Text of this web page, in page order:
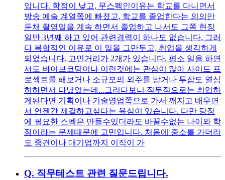
입니다. 학점이 낮고, 무스펙인이유는 학교를 다니면서
방송 예술 계열쪽에 빠졌고, 학교를 졸업한다는 의의만
둔채 촬영일을 계속 하면서 졸업하고 나서도 그쪽 현장
일만 3년째 하고 있어 관련경력이 하나도 없습니다. 그러
다 복합적인 이유로 이 일을 그만두고, 취업을 생각하게
되었습니다. 고민거리가 2개가 있습니다. 평소 일을 하면
서도 바이브코딩이나 이런것에는 관심이 많아 사이드 프
로젝트를 해보거나 소규모의 외주를 받거나 투잡도 열심
히하면서 다녔었는데...그러다보니 직무적으로는 취업하
게된다면 기획이나 기술영업쪽으로 가서 깨지고 배우면
서 언젠간 제걸하고싶다는 욕심이 있습니다. 다만 당장
에 필요한 스펙은 만들수있더라도 바꿀수없는 나이와 학
점이라는 문제때문에 고민입니다. 처음에 중소를 가더라
도 중견이나 대기업까지 이직이 가
Q. 직무테스트 관련 질문드립니다.